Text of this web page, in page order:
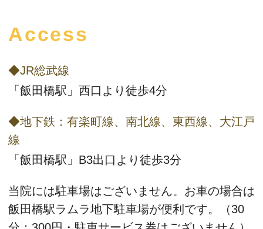
Access
◆JR総武線
「飯田橋駅」西口より徒歩4分
◆地下鉄：有楽町線、南北線、東西線、大江戸
線
「飯田橋駅」B3出口より徒歩3分
当院には駐車場はございません。お車の場合は
飯田橋駅ラムラ地下駐車場が便利です。（30